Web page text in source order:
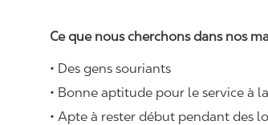
Ce que nous cherchons dans nos
• Des gens souriants
• Bonne aptitude pour le service à
• Apte à rester début pendant des